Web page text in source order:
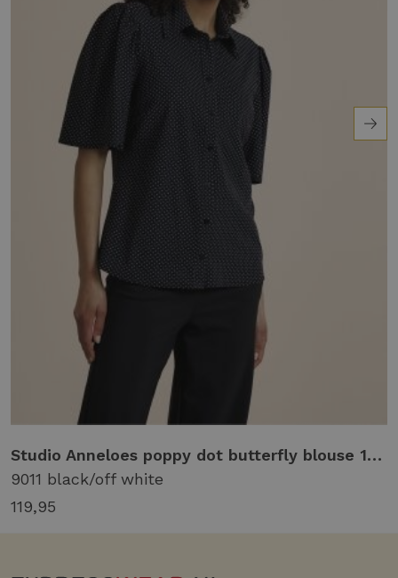
Studio Anneloes poppy dot butterfly blouse 14425 Blouse 9011 black/off white
9011 black/off white
119,95